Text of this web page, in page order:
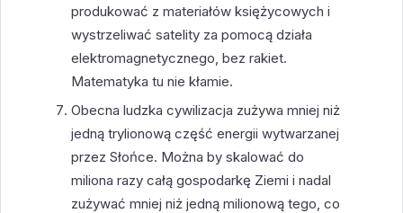
produkować z materiałów księżycowych i
wystrzeliwać satelity za pomocą działa
elektromagnetycznego, bez rakiet.
Matematyka tu nie kłamie.
Obecna ludzka cywilizacja zużywa mniej niż
jedną trylionową część energii wytwarzanej
przez Słońce. Można by skalować do
miliona razy całą gospodarkę Ziemi i nadal
zużywać mniej niż jedną milionową tego, co